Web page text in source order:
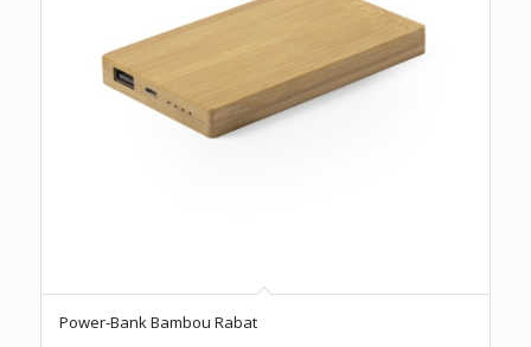
Power-Bank Bambou Rabat